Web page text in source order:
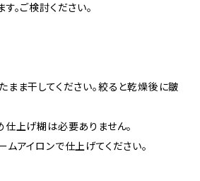
。ご検討ください。
まま干してください。絞ると乾燥後に皺
上げ糊は必要ありません。
アイロンで仕上げてください。